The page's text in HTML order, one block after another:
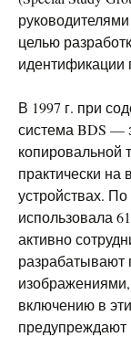
целью
идентификации
В 1997 г. при
система BDS —
копировальной
​​практически на
устройствах.
использовала
активно
включению в
предупреждают